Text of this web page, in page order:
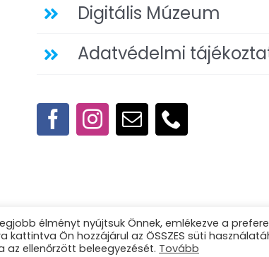
Digitális Múzeum
Adatvédelmi
élményt nyújtsuk Önnek, emlékezve a
Ön hozzájárul az ÖSSZES süti
ellenőrzött beleegyezését. Tovább